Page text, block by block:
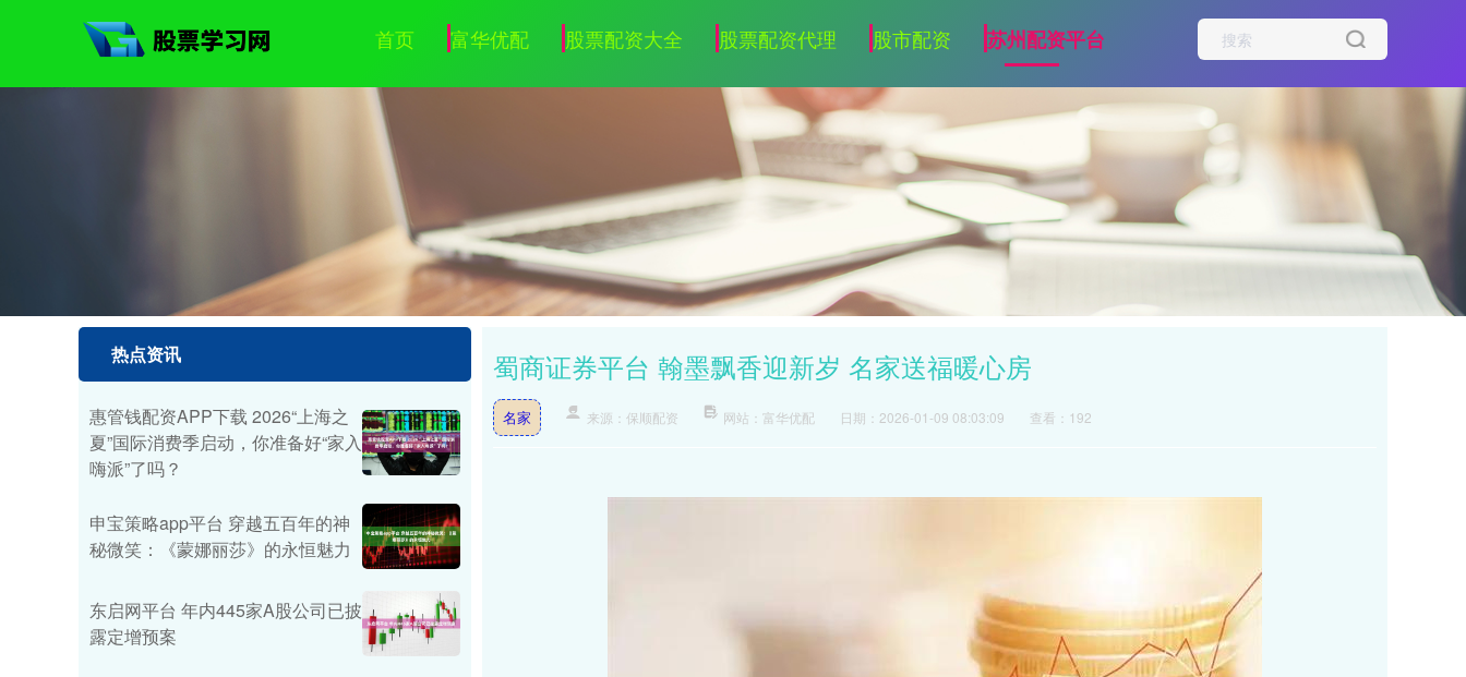
首页 富华优配 股票配资大全 股票配资代理 股市配资 苏州配资平台
蜀商证券平台 翰墨飘香迎新岁 名家送福暖心房
名家 来源：保顺配资 网站：富华优配 日期：2026-01-09 08:03:09 查看：192
热点资讯
惠管钱配资APP下载 2026“上海之
夏”国际消费季启动，你准备好“家入
嗨派”了吗？
申宝策略app平台 穿越五百年的神
秘微笑：《蒙娜丽莎》的永恒魅力
东启网平台 年内445家A股公司已披
露定增预案